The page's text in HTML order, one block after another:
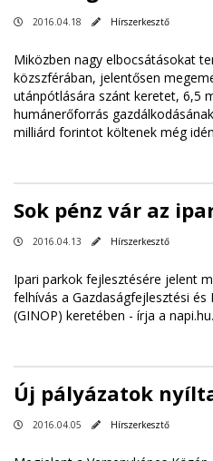
2016.04.18 Hírszerkesztő
Miközben nagy elbocsátásokat
közszférában, jelentősen
utánpótlására szánt keretet, 6,5
humánerőforrás
milliárd forintot költenek még
Sok pénz vár az
2016.04.13 Hírszerkesztő
Ipari parkok fejlesztésére jelent
felhívás a Gazdaságfejlesztési
(GINOP) keretében - írja a napi.hu.
Új pályázatok
2016.04.05 Hírszerkesztő